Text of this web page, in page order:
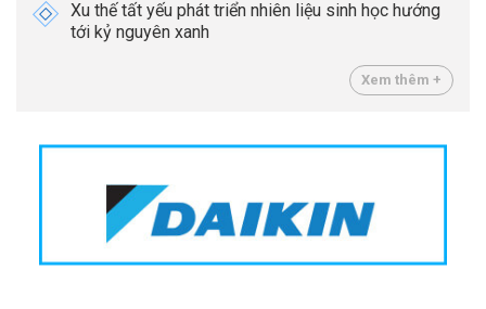
Xu thế tất yếu phát triển nhiên liệu sinh học hướng
tới kỷ nguyên xanh
Xem thêm +